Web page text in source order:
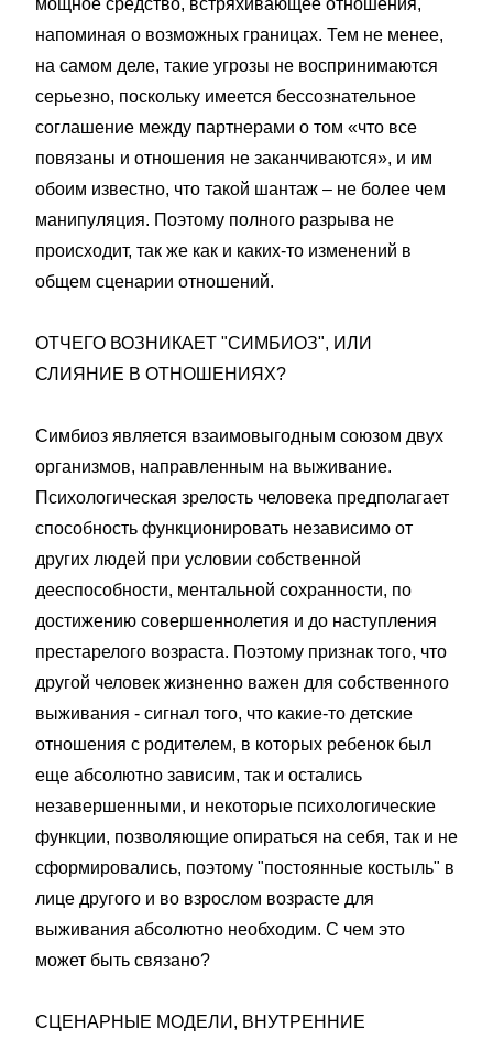
мощное средство, встряхивающее отношения,
напоминая о возможных границах. Тем не менее,
на самом деле, такие угрозы не воспринимаются
серьезно, поскольку имеется бессознательное
соглашение между партнерами о том «что все
повязаны и отношения не заканчиваются», и им
обоим известно, что такой шантаж – не более чем
манипуляция. Поэтому полного разрыва не
происходит, так же как и каких-то изменений в
общем сценарии отношений.
ОТЧЕГО ВОЗНИКАЕТ "СИМБИОЗ", ИЛИ
СЛИЯНИЕ В ОТНОШЕНИЯХ?
Симбиоз является взаимовыгодным союзом двух
организмов, направленным на выживание.
Психологическая зрелость человека предполагает
способность функционировать независимо от
других людей при условии собственной
дееспособности, ментальной сохранности, по
достижению совершеннолетия и до наступления
престарелого возраста. Поэтому признак того, что
другой человек жизненно важен для собственного
выживания - сигнал того, что какие-то детские
отношения с родителем, в которых ребенок был
еще абсолютно зависим, так и остались
незавершенными, и некоторые психологические
функции, позволяющие опираться на себя, так и не
сформировались, поэтому "постоянные костыль" в
лице другого и во взрослом возрасте для
выживания абсолютно необходим. С чем это
может быть связано?
СЦЕНАРНЫЕ МОДЕЛИ, ВНУТРЕННИЕ